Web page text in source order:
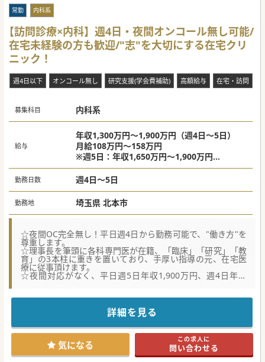
常勤 内科系
【訪問診療×内科】週4日・夜間オンコール無し可能/
在宅未経験の方も歓迎/"志"を大切にする在宅クリ
ニック！
週4日以下 オンコール無し 研究支援(学会費補助) 高額給与 在宅・訪問
募集科目 内科系
給与
年収1,300万円～1,900万円（週4日～5日）
月給108万円～158万円
※週5日：年収1,650万円～1,900万円
※週4日：年収1,300万円～1,500万円
※隔週末オンコール対応手当含む
※オンコール回数に応じて増額可
勤務日数 週4日～5日
勤務地 埼玉県 北本市
☆夜間OC完全無し！平日週4日から勤務可能で、"働き方"を
尊重します。
☆理事長を筆頭に各科専門医が在籍、「臨床」「研究」「教
育」の3本柱に重きを置いており、手厚い指導の元、在宅医
療に従事頂けます。
☆夜間対応がなく、平日週5日年収1,900万円、週4日年収
1,500万円可と、都心の年収相場より好条件です。
★☆コンサルタントからのメッセージ★☆
2015年開業して以来、基幹病院を含む地域との良好な連携・
関係構築により、増患をコンスタントに続けています。
その結果、2018年新たに渋谷区へ分院を展開しました。経験
や意向に応じて、院長職として現場マネジメントに従事する
ことも可能です。
在宅医療への"志"をお持ちの方のお問合せをお待ちしており
ます。経験は問いません。
詳細を見る
気になる この求人に
問い合わせる